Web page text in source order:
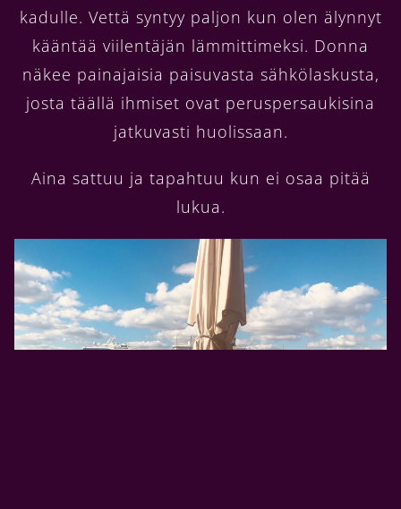
kadulle. Vettä syntyy paljon kun olen älynnyt
kääntää viilentäjän lämmittimeksi. Donna
näkee painajaisia paisuvasta sähkölaskusta,
josta täällä ihmiset ovat peruspersaukisina
jatkuvasti huolissaan.
Aina sattuu ja tapahtuu kun ei osaa pitää
lukua.